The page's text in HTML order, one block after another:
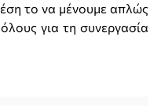
το να μένουμε απλώς
για τη συνεργασία